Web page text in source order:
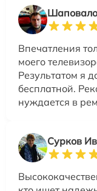
Впечатления
моего
Результатом я
бесплатной.
нуждается в
Сурков